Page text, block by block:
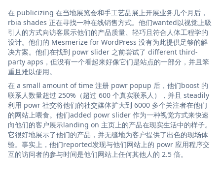
在 publicizing 在当地展览会和手工艺品展上开展业务几个月后，
rbia shades 正在寻找一种在线销售方式。他们wanted以视觉上吸
引人的方式向访客展示他们的产品质量、轻巧且符合人体工程学的
设计。他们的 Mesmerize for WordPress 没有为此提供足够的解
决方案。他们在找到 powr slider 之前尝试了 different third-
party apps，但没有一个看起来好像它们是站点的一部分，并且笨
重且难以使用。
在 a small amount of time 注册 powr popup 后，他们boost 的
联系人数量超过 250%（超过 600 个真实联系人），并且 steadily
利用 powr 社交将他们的社交媒体扩大到 6000 多个关注者在他们
的网站上喂食。他们added powr slider 作为一种视觉方式来快速
向他们的客户展示landing on 主页上的产品在现实生活中的样子。
它很好地展示了他们的产品，并无缝地为客户提供了出色的现场体
验。事实上，他们reported发现与他们网站上的 powr 应用程序交
互的访问者的参与时间是他们网站上任何其他人的 2.5 倍。